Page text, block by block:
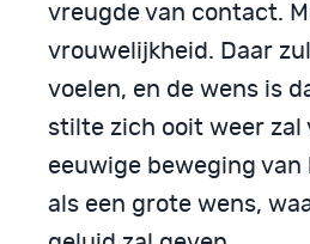
vreugde van contact.
vrouwelijkheid. Daar
voelen, en de wens is
stilte zich ooit weer zal
eeuwige beweging van
als een grote wens,